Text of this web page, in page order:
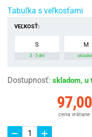
Tabuľka s veľkosťami
VEĽKOSŤ:
S
3 - 5 dní
M
Dostupnosť: skladom, u
cena vrátane